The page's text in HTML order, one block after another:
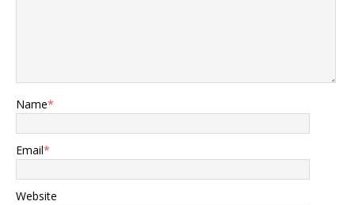
Name*
Email*
Website